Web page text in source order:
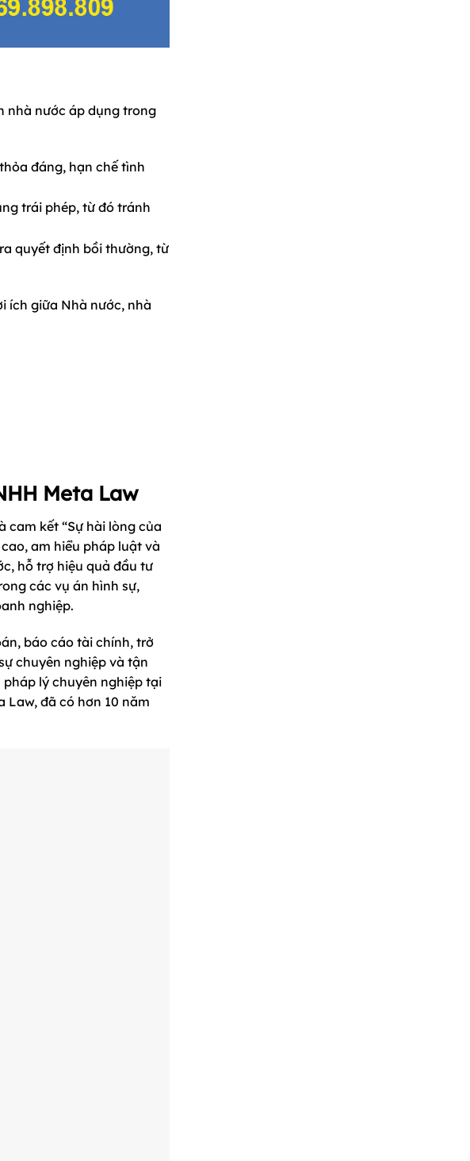
nhà nước áp dụng trong
đáng, hạn chế tình
trái phép, từ đó tránh
quyết định bồi thường, từ
ích giữa Nhà nước, nhà
Meta Law
cam kết “Sự hài lòng của
am hiểu pháp luật và
hỗ trợ hiệu quả đầu tư
các vụ án hình sự,
nghiệp.
báo cáo tài chính, trở
chuyên nghiệp và tận
lý chuyên nghiệp tại
Law, đã có hơn 10 năm